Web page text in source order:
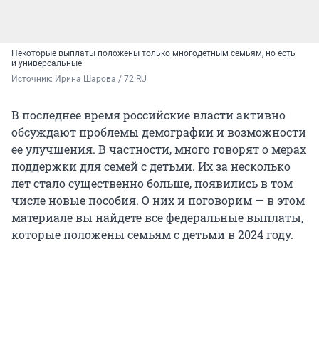
Некоторые выплаты положены только многодетным семьям, но есть
и универсальные
Источник: Ирина Шарова / 72.RU
В последнее время российские власти активно
обсуждают проблемы демографии и возможности
ее улучшения. В частности, много говорят о мерах
поддержки для семей с детьми. Их за несколько
лет стало существенно больше, появились в том
числе новые пособия. О них и поговорим — в этом
материале вы найдете все федеральные выплаты,
которые положены семьям с детьми в 2024 году.